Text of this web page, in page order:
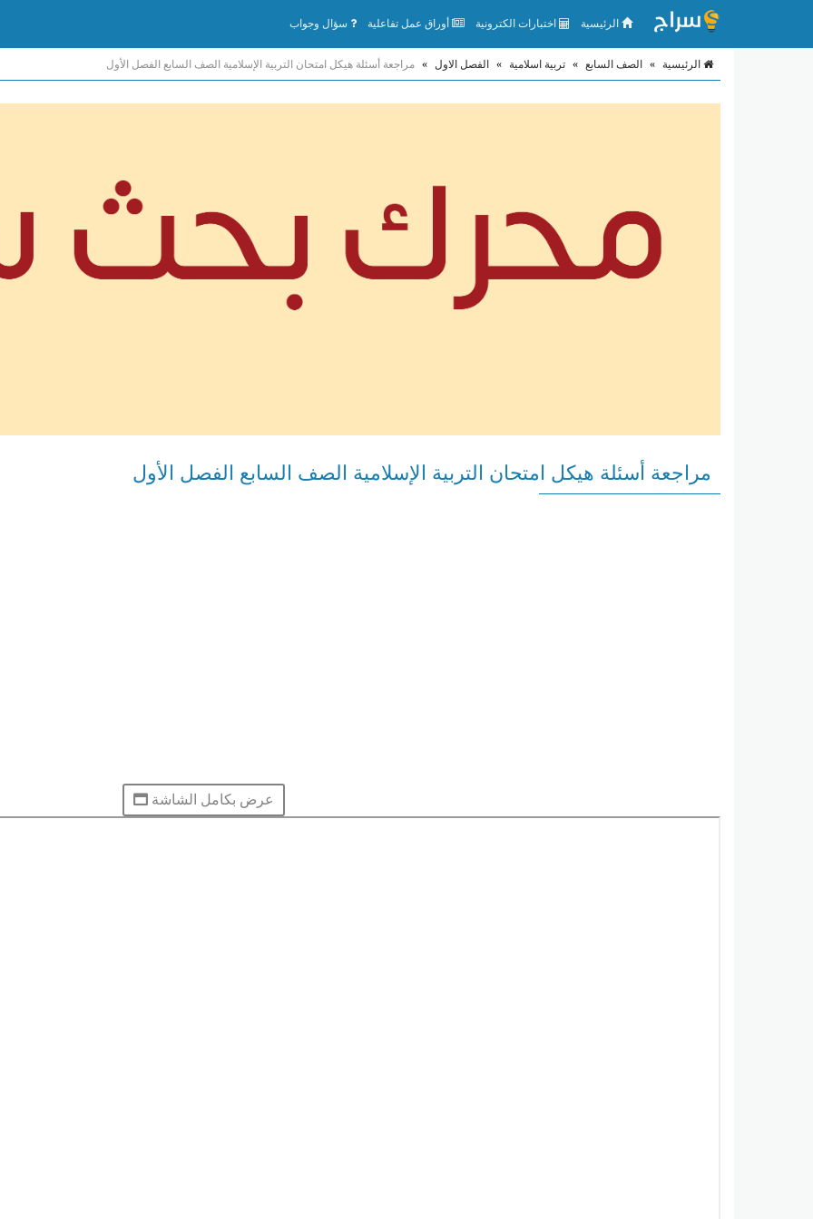
الرئيسية اختبارات الكترونية أوراق عمل تفاعلية سؤال وجواب
الرئيسية » الصف السابع » تربية اسلامية » الفصل الاول » مراجعة أسئلة هيكل امتحان التربية الإسلامية الصف السابع الفصل الأول
مراجعة أسئلة هيكل امتحان التربية الإسلامية الصف السابع الفصل الأول
عرض بكامل الشاشة